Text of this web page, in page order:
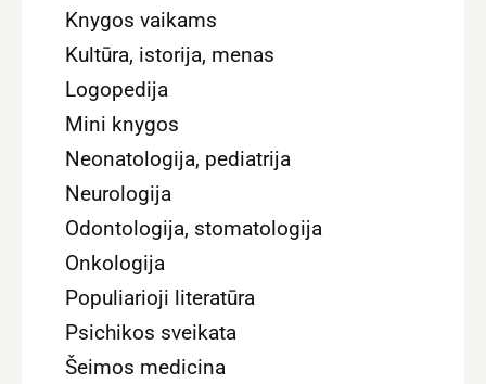
Knygos vaikams
Kultūra, istorija, menas
Logopedija
Mini knygos
Neonatologija, pediatrija
Neurologija
Odontologija, stomatologija
Onkologija
Populiarioji literatūra
Psichikos sveikata
Šeimos medicina